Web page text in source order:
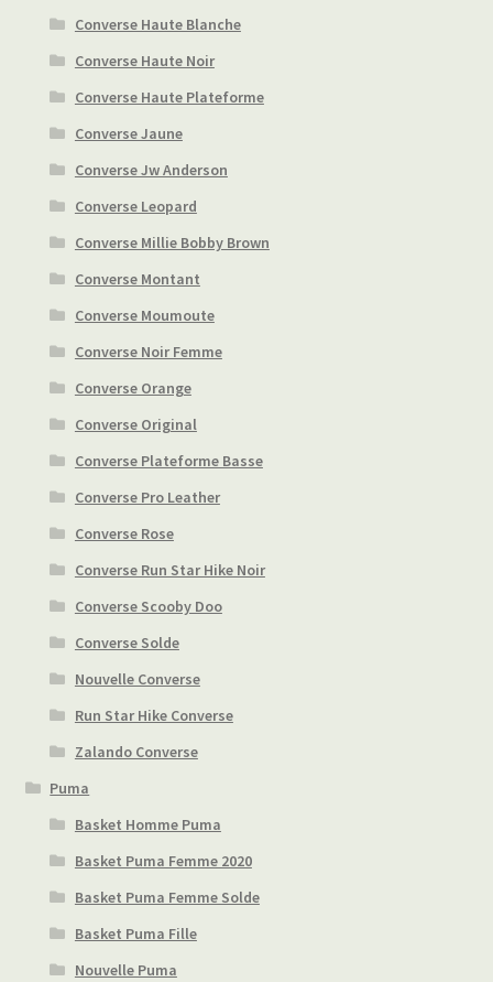
Converse Haute Blanche
Converse Haute Noir
Converse Haute Plateforme
Converse Jaune
Converse Jw Anderson
Converse Leopard
Converse Millie Bobby Brown
Converse Montant
Converse Moumoute
Converse Noir Femme
Converse Orange
Converse Original
Converse Plateforme Basse
Converse Pro Leather
Converse Rose
Converse Run Star Hike Noir
Converse Scooby Doo
Converse Solde
Nouvelle Converse
Run Star Hike Converse
Zalando Converse
Puma
Basket Homme Puma
Basket Puma Femme 2020
Basket Puma Femme Solde
Basket Puma Fille
Nouvelle Puma